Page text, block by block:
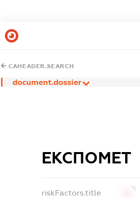
CAHEADER.SEARCH
document.dossier
ЕКСПОМЕТ
riskFactors.title